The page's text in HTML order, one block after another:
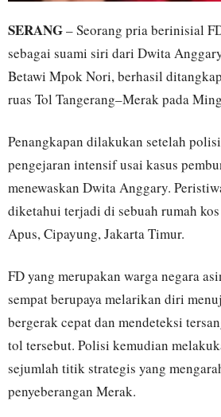
SERANG– Seorang pria berinisial
sebagai suami siri dari Dwita
Betawi Mpok Nori, berhasil
ruas Tol Tangerang–Merak pada
Penangkapan dilakukan setelah
pengejaran intensif usai kasus
menewaskan Dwita Anggary.
diketahui terjadi di sebuah rumah
Apus, Cipayung, Jakarta Timur.
FD yang merupakan warga negara
sempat berupaya melarikan diri
bergerak cepat dan mendeteksi
tol tersebut. Polisi kemudian
sejumlah titik strategis yang
penyeberangan Merak.